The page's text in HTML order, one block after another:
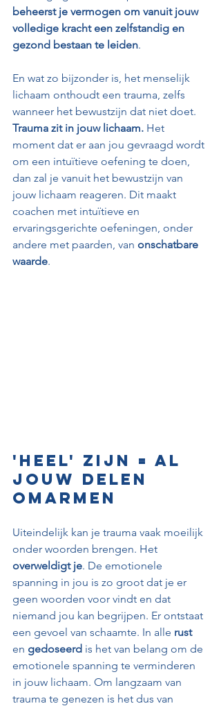
beheerst je vermogen om vanuit jouw
volledige kracht een zelfstandig en
gezond bestaan te leiden.
En wat zo bijzonder is, het menselijk
lichaam onthoudt een trauma, zelfs
wanneer het bewustzijn dat niet doet.
Trauma zit in jouw lichaam. Het
moment dat er aan jou gevraagd wordt
om een intuïtieve oefening te doen,
dan zal je vanuit het bewustzijn van
jouw lichaam reageren. Dit maakt
coachen met intuïtieve en
ervaringsgerichte oefeningen, onder
andere met paarden, van onschatbare
waarde.
'Heel' zijn = al
jouw delen
omarmen
Uiteindelijk kan je trauma vaak moeilijk
onder woorden brengen. Het
overweldigt je. De emotionele
spanning in jou is zo groot dat je er
geen woorden voor vindt en dat
niemand jou kan begrijpen. Er ontstaat
een gevoel van schaamte. In alle rust
en gedoseerd is het van belang om de
emotionele spanning te verminderen
in jouw lichaam. Om langzaam van
trauma te genezen is het dus van